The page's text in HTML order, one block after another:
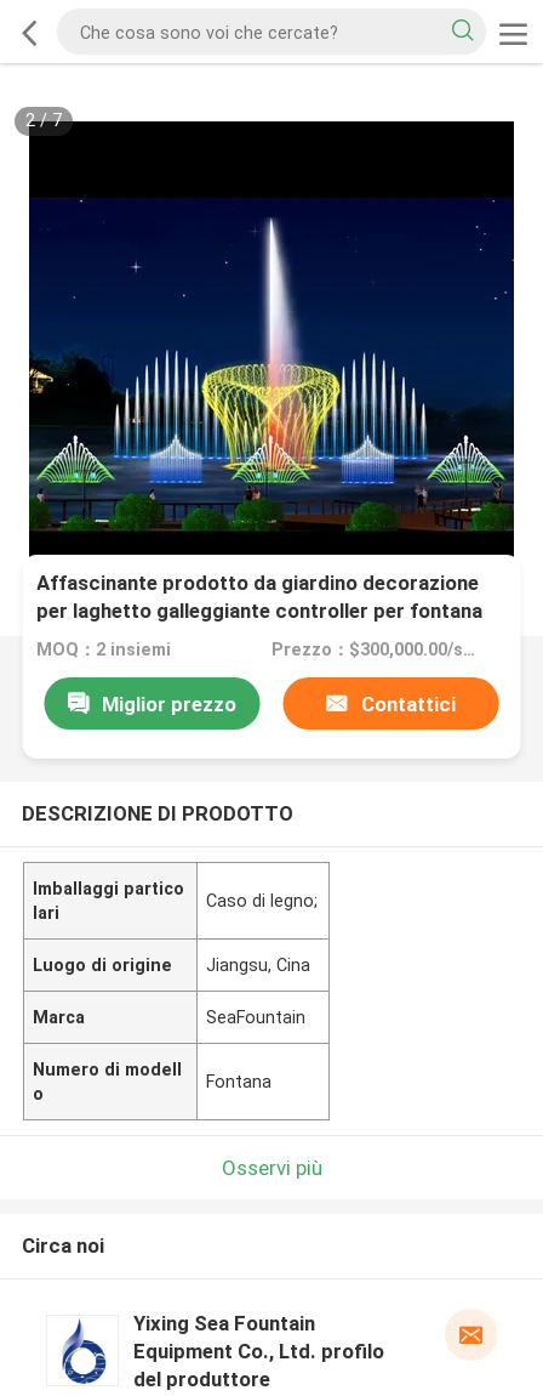
2/7
Affascinante prodotto da giardino decorazione
per laghetto galleggiante controller per fontana
musicale
MOQ：2 insiemi Prezzo：$300,000.00/sets >=2 sets
Miglior prezzo Contattici
DESCRIZIONE DI PRODOTTO
Imballaggi partico
lari
Caso di legno;
Luogo di origine Jiangsu, Cina
Marca SeaFountain
Numero di modell
o
Fontana
Osservi più
Circa noi
Yixing Sea Fountain
Equipment Co., Ltd. profilo
del produttore